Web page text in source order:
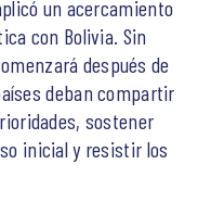
un acercamiento
con Bolivia. Sin
después de
deban compartir
sostener
inicial y resistir los